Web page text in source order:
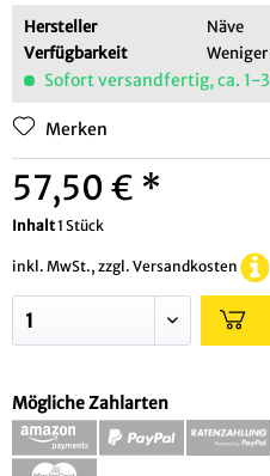
Hersteller
Näve
Verfügbarkeit
Weniger
Sofort versandfertig, ca. 1-
Merken
57,50 € *
Inhalt1 Stück
inkl. MwSt., zzgl. Versandkosten
Mögliche Zahlarten